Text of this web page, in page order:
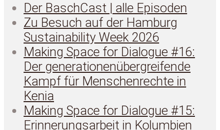
Der BaschCast | alle Episoden
Zu Besuch auf der Hamburg
Sustainability Week 2026
Making Space for Dialogue #16:
Der generationenübergreifende
Kampf für Menschenrechte in
Kenia
Making Space for Dialogue #15:
Erinnerungsarbeit in Kolumbien